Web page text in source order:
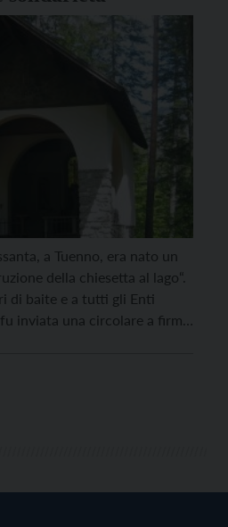
a Tuenno, era nato un
della chiesetta al lago“.
di baite e a tutti gli Enti
inviata una circolare a firma